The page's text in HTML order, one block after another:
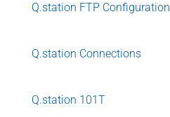
Q.station FTP Configuration
Q.station Connections
Q.station 101T